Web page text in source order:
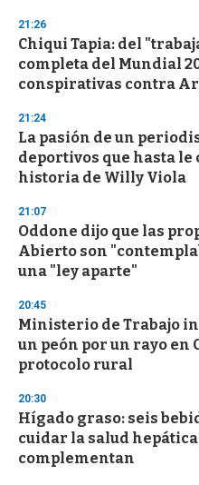
21:26
Chiqui Tapia: del
completa del Mundial
conspirativas contra
21:24
La pasión de un
deportivos que hasta
historia de Willy Viola
21:07
Oddone dijo que las
Abierto son
una "ley aparte"
20:45
Ministerio de Trabajo
un peón por un rayo en
protocolo rural
20:30
Hígado graso: seis
cuidar la salud
complementan